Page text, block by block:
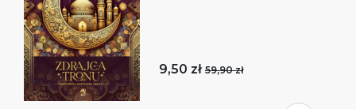
9,50 zł 59,90 zł